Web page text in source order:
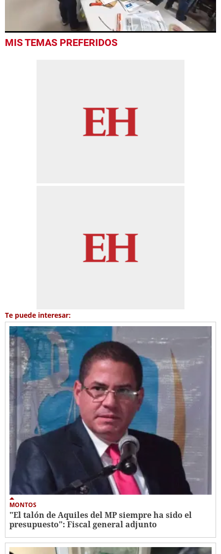
seconds
MIS TEMAS PREFERIDOS
Te puede interesar:
MONTOS
"El talón de Aquiles del MP siempre ha sido el
presupuesto": Fiscal general adjunto